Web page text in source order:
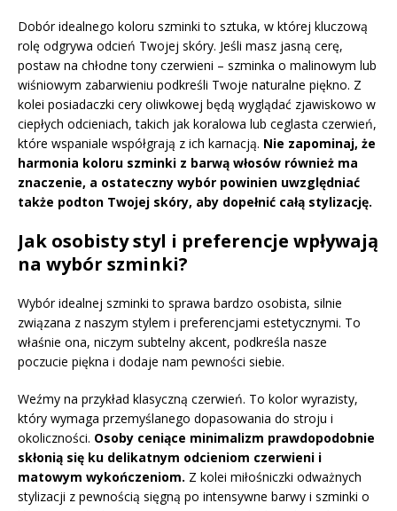
Dobór idealnego koloru szminki to sztuka, w której kluczową
rolę odgrywa odcień Twojej skóry. Jeśli masz jasną cerę,
postaw na chłodne tony czerwieni – szminka o malinowym lub
wiśniowym zabarwieniu podkreśli Twoje naturalne piękno. Z
kolei posiadaczki cery oliwkowej będą wyglądać zjawiskowo w
ciepłych odcieniach, takich jak koralowa lub ceglasta czerwień,
które wspaniale współgrają z ich karnacją. Nie zapominaj, że
harmonia koloru szminki z barwą włosów również ma
znaczenie, a ostateczny wybór powinien uwzględniać
także podton Twojej skóry, aby dopełnić całą stylizację.
Jak osobisty styl i preferencje wpływają
na wybór szminki?
Wybór idealnej szminki to sprawa bardzo osobista, silnie
związana z naszym stylem i preferencjami estetycznymi. To
właśnie ona, niczym subtelny akcent, podkreśla nasze
poczucie piękna i dodaje nam pewności siebie.
Weźmy na przykład klasyczną czerwień. To kolor wyrazisty,
który wymaga przemyślanego dopasowania do stroju i
okoliczności. Osoby ceniące minimalizm prawdopodobnie
skłonią się ku delikatnym odcieniom czerwieni i
matowym wykończeniom. Z kolei miłośniczki odważnych
stylizacji z pewnością sięgną po intensywne barwy i szminki o